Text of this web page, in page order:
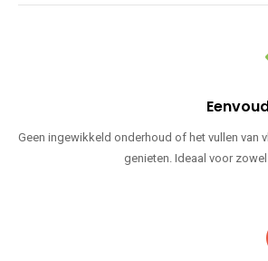
Geen ingewikkeld onderhoud of het vullen van
genieten. Ideaal voor